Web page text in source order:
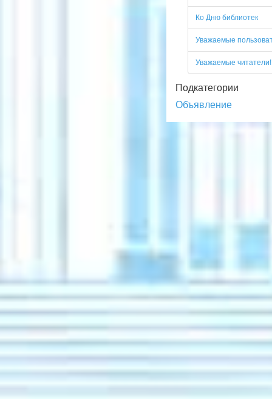
Ко Дню библиотек
Уважаемые
Уважаемые читатели!
Подкатегории
Объявление